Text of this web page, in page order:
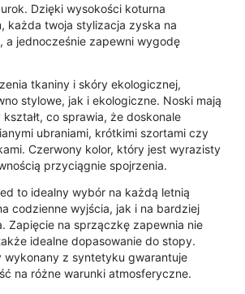
Dzięki wysokości koturna
każda twoja stylizacja zyska na
a jednocześnie zapewni wygodę
tkaniny i skóry ekologicznej,
stylowe, jak i ekologiczne. Noski mają
kształt, co sprawia, że doskonale
ubraniami, krótkimi szortami czy
Czerwony kolor, który jest wyrazisty
przyciągnie spojrzenia.
to idealny wybór na każdą letnią
codzienne wyjścia, jak i na bardziej
Zapięcie na sprzączkę zapewnia nie
idealne dopasowanie do stopy.
wykonany z syntetyku gwarantuje
na różne warunki atmosferyczne.